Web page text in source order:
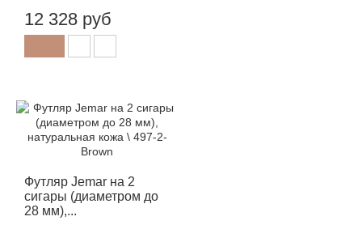
12 328 руб
Футляр Jemar на 2
сигары (диаметром до
28 мм),...